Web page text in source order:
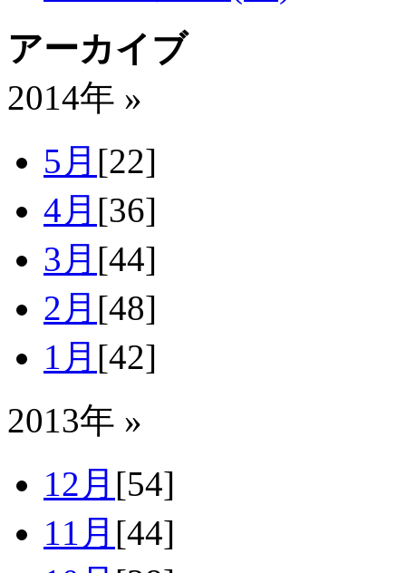
アーカイブ
2014年 »
5月 [22]
4月 [36]
3月 [44]
2月 [48]
1月 [42]
2013年 »
12月 [54]
11月 [44]